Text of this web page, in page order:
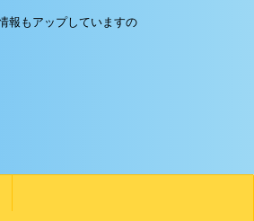
報もアップしていますの